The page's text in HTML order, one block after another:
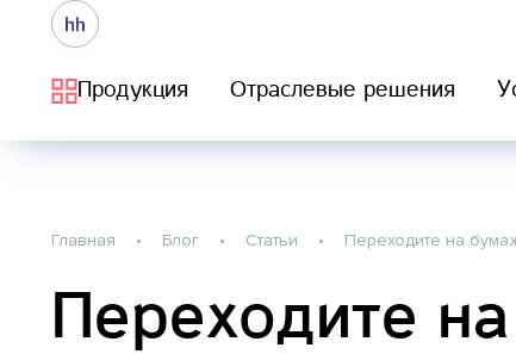
Продукция
Отраслевые решения
Главная Блог Статьи Переходите на
Переходите